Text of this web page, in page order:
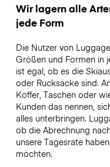
Wir lagern alle
jede Form
Die Nutzer von
Größen und Formen in
ist egal, ob es die
oder Rucksäcke sind.
Koffer, Taschen oder
Kunden das nennen,
alles unterbringen.
ob die Abrechnung
unsere Tagesrate
möchten.